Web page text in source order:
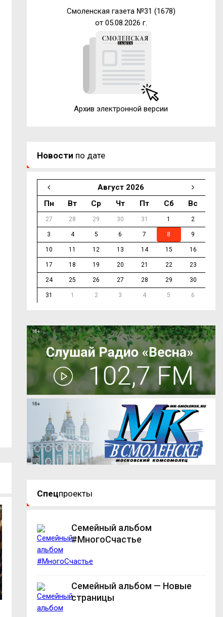
Смоленский айтишник добился
Смоленская газета №31 (1678)
от 05.08.2026 г.
Архив электронной версии
Новости по дате
Август 2026
Пн
Вт Ср Чт Пт Сб Вс
27 28 29 30 31 1 2
3 4 5 6 7 8 9
10 11 12 13 14 15 16
17 18 19 20 21 22 23
24 25 26 27 28 29 30
31 1 2 3 4 5 6
Спецпроекты
Семейный альбом
#МногоСчастье
Семейный альбом — Новые
страницы